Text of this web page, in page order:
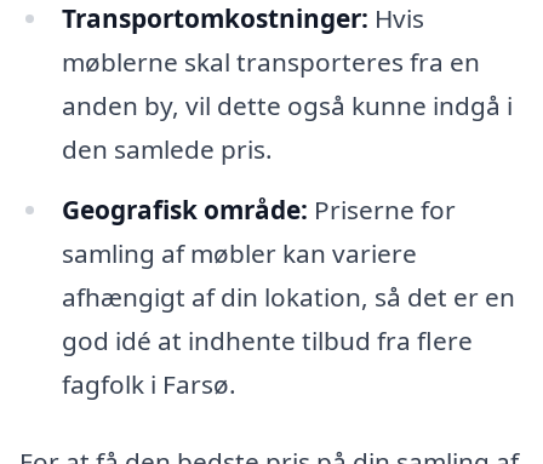
Transportomkostninger: Hvis
møblerne skal transporteres fra en
anden by, vil dette også kunne indgå i
den samlede pris.
Geografisk område: Priserne for
samling af møbler kan variere
afhængigt af din lokation, så det er en
god idé at indhente tilbud fra flere
fagfolk i Farsø.